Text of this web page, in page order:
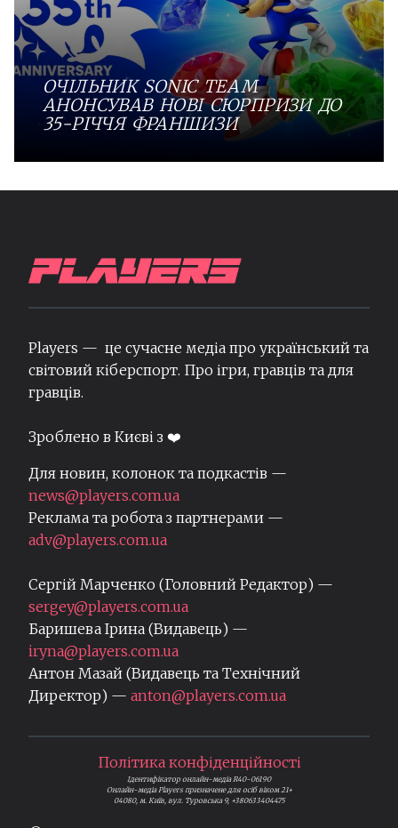
ОЧІЛЬНИК SONIC TEAM
АНОНСУВАВ НОВІ СЮРПРИЗИ ДО
35-РІЧЧЯ ФРАНШИЗИ
Players — це сучасне медіа про український та
світовий кіберспорт. Про ігри, гравців та для
гравців.
Зроблено в Києві з ❤️
Для новин, колонок та подкастів —
news@players.com.ua
Реклама та робота з партнерами —
adv@players.com.ua
Сергій Марченко (Головний Редактор) —
sergey@players.com.ua
Баришева Ірина (Видавець) —
iryna@players.com.ua
Антон Мазай (Видавець та Технічний
Директор) — anton@players.com.ua
Політика конфіденційності
Ідентифікатор онлайн-медіа R40-06190
Онлайн-медіа Players призначене для осіб віком 21+
04080, м. Київ, вул. Туровська 9, +380633404475